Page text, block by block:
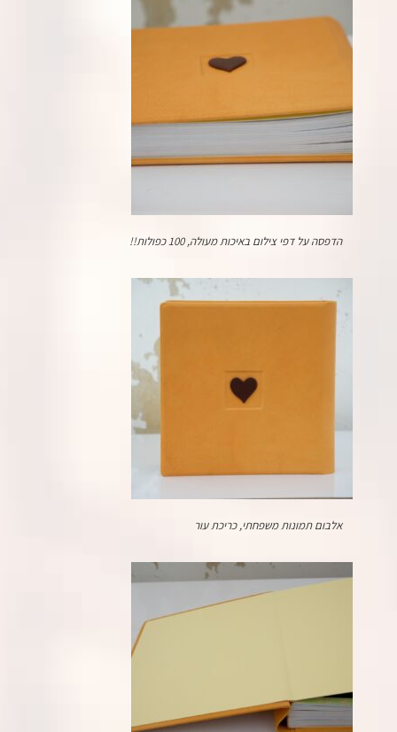
הדפסה על דפי צילום באיכות מעולה, 100 כפולות!!
אלבום תמונות משפחתי, כריכת עור